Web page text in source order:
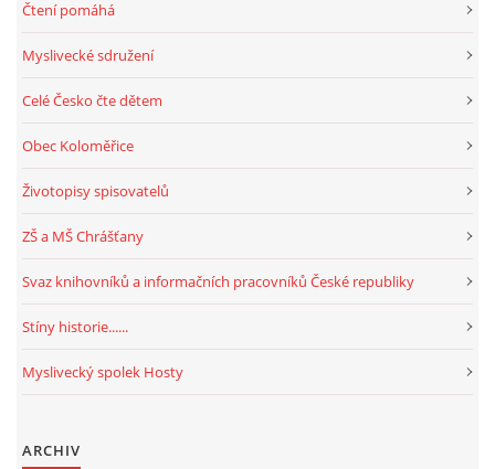
Čtení pomáhá
Myslivecké sdružení
Celé Česko čte dětem
Obec Koloměřice
Životopisy spisovatelů
ZŠ a MŠ Chrášťany
Svaz knihovníků a informačních pracovníků České republiky
Stíny historie......
Myslivecký spolek Hosty
ARCHIV